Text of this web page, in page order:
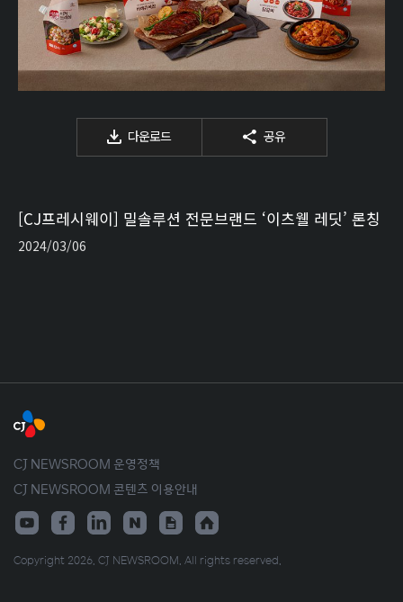
다운로드 공유
[CJ프레시웨이] 밀솔루션 전문브랜드 ‘이츠웰 레딧’ 론칭
2024/03/06
CJ NEWSROOM 운영정책
CJ NEWSROOM 콘텐츠 이용안내
Copyright 2026. CJ NEWSROOM. All rights reserved.